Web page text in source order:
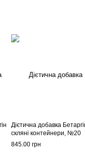
Дієтична добавка
скляні контейнери, №20
845.00 грн